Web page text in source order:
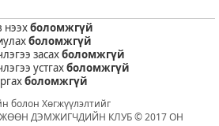
нээхболомжгүй
боломжгүй
засахболомжгүй
устгахболомжгүй
боломжгүй
болон Хөгжүүлэлтийг
ДЭМЖИГЧДИЙН КЛУБ © 2017 ОН